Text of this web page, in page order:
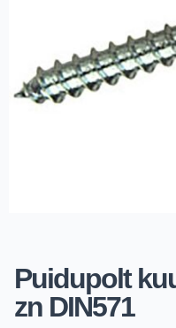
Puidupolt
zn DIN571